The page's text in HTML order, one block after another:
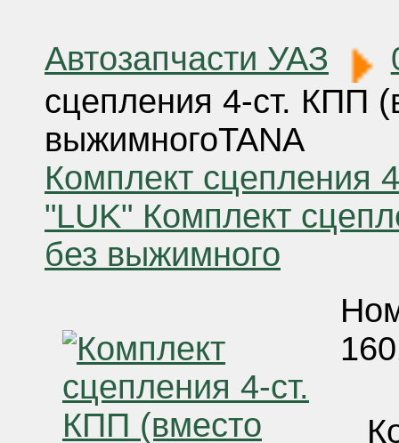
Автозапчасти УАЗ
сцепления 4-ст. КПП
выжимногоTANA
Комплект сцепления
"LUK" Комплект
без выжимного